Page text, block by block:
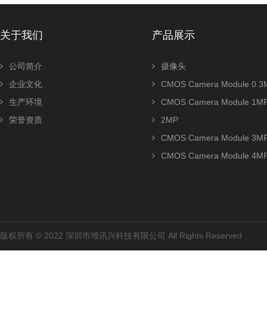
关于我们
公司简介
企业文化
生产环境
荣誉资质
产品展示
摄像头
CMOS Camera Module
CMOS Camera Module
2MP
CMOS Camera Module
CMOS Camera Module
版权所有 © 2022 深圳市维讯兴科技有限公司 All Rights Reserved